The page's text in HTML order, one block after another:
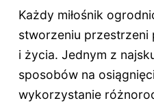
Każdy miłośnik
stworzeniu przestrzeni
i życia. Jednym z
sposobów na
wykorzystanie